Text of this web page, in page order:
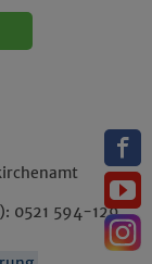
0521 594-129